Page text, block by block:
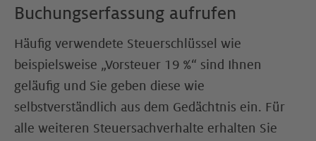
Buchungserfassung aufrufen
Häufig verwendete Steuerschlüssel wie
beispielsweise „Vorsteuer 19 %“ sind Ihnen
geläufig und Sie geben diese wie
selbstverständlich aus dem Gedächtnis ein. Für
alle weiteren Steuersachverhalte erhalten Sie